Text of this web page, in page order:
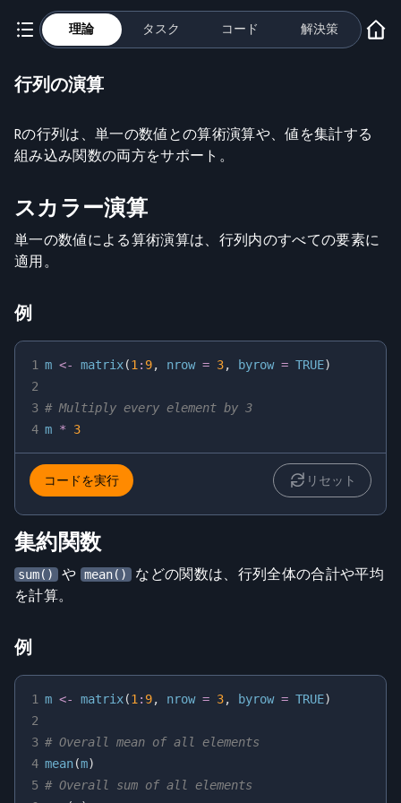
理論 タスク コード 解決策
行列の演算
Rの行列は、単一の数値との算術演算や、値を集計する
組み込み関数の両方をサポート。
スカラー演算
単一の数値による算術演算は、行列内のすべての要素に
適用。
例
1
2
3
4
m <- matrix(1 : 9, nrow = 3, byrow = TRUE)
# Multiply every element by 3
m * 3
コードを実行 リセット
集約関数
sum() や mean()
などの関数は、行列全体の合計や平均
を計算。
例
1
2
3
4
5
m <- matrix(1 : 9, nrow = 3, byrow = TRUE)
# Overall mean of all elements
mean(m)
# Overall sum of all elements